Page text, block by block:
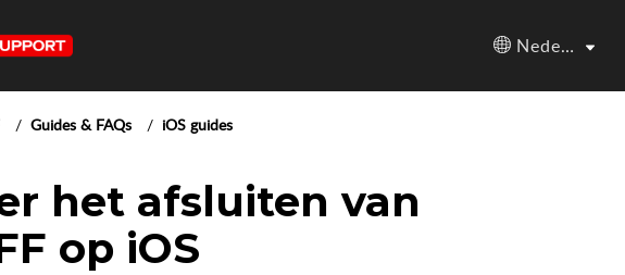
Nederlands
Guides & FAQs iOS guides
het afsluiten van
op iOS